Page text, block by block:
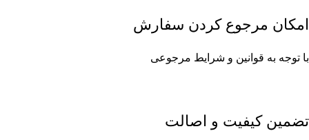
امکان مرجوع کردن سفارش
با توجه به قوانین و شرایط مرجوعی
تضمین کیفیت و اصالت